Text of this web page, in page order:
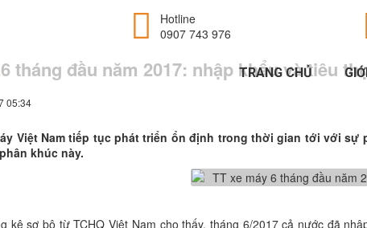
Hotline
0907 743 976
TRANG CHỦ
tháng đầu năm 2017: nhập khẩu và tiêu
05:34
Việt Nam tiếp tục phát triển ổn định trong thời gian tới với sự
khúc này.
kê sơ bộ từ TCHQ Việt Nam cho thấy, tháng 6/2017 cả nước đã